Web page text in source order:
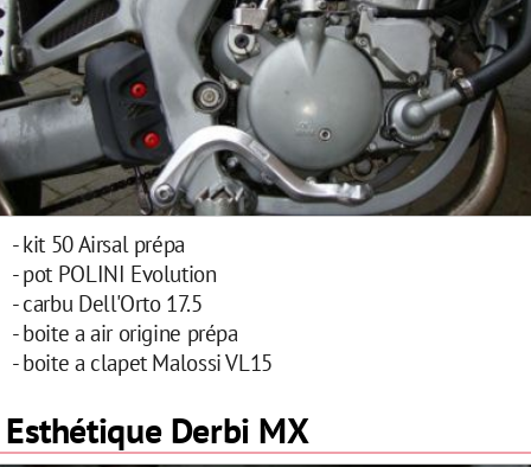
- kit 50 Airsal prépa
- pot POLINI Evolution
- carbu Dell'Orto 17.5
- boite a air origine prépa
- boite a clapet Malossi VL15
Esthétique Derbi MX